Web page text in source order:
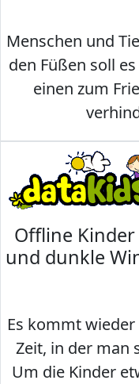
Menschen und
den Füßen soll
einen zum
Offline
und dunkle
Es kommt
Zeit, in der man
Um die Kinder